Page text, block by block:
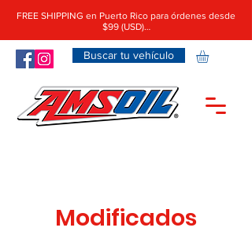
Buscar tu vehículo
FREE SHIPPING en Puerto Rico para órdenes desde
$99 (USD)…
Modificados